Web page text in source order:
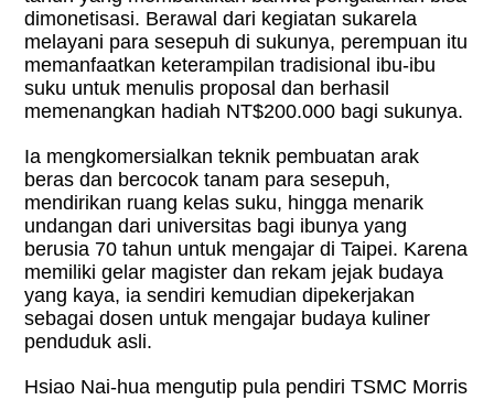
dimonetisasi. Berawal dari kegiatan sukarela
melayani para sesepuh di sukunya, perempuan itu
memanfaatkan keterampilan tradisional ibu-ibu
suku untuk menulis proposal dan berhasil
memenangkan hadiah NT$200.000 bagi sukunya.
Ia mengkomersialkan teknik pembuatan arak
beras dan bercocok tanam para sesepuh,
mendirikan ruang kelas suku, hingga menarik
undangan dari universitas bagi ibunya yang
berusia 70 tahun untuk mengajar di Taipei. Karena
memiliki gelar magister dan rekam jejak budaya
yang kaya, ia sendiri kemudian dipekerjakan
sebagai dosen untuk mengajar budaya kuliner
penduduk asli.
Hsiao Nai-hua mengutip pula pendiri TSMC Morris